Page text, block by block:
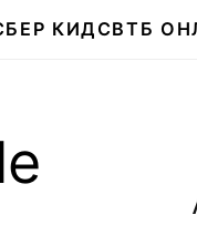
КИДСВТБ